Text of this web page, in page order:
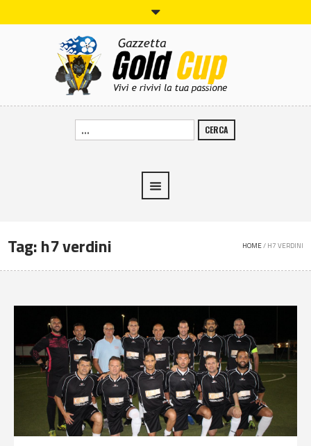
CERCA
Tag:h7 verdini HOME/ H7 VERDINI